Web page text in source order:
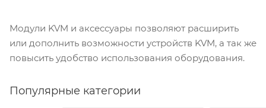
Модули KVM и аксессуары позволяют расширить
или дополнить возможности устройств KVM, а так же
повысить удобство использования оборудования.
Популярные категории